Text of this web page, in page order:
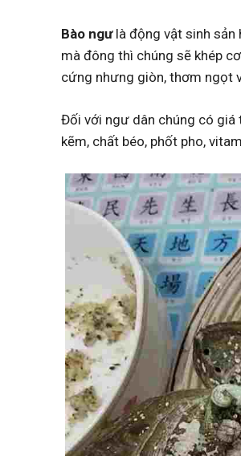
Bào ngưlà động vật sinh sản
mà đông thì chúng sẽ khép
cứng nhưng giòn, thơm ngọt
Đối với ngư dân chúng có giá
kẽm, chất béo, phốt pho,